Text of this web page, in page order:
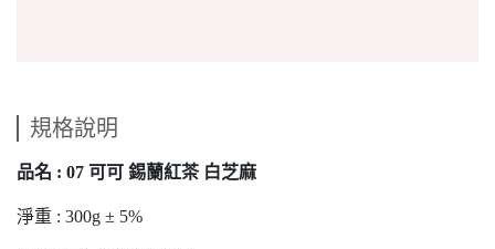
規格說明
品名 : 07 可可 錫蘭紅茶 白芝麻
淨重 : 300g ± 5%